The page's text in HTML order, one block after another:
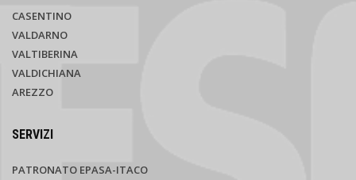
CASENTINO
VALDARNO
VALTIBERINA
VALDICHIANA
AREZZO
SERVIZI
PATRONATO EPASA-ITACO